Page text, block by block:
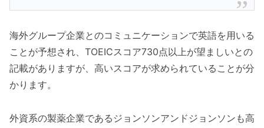
海外グループ企業とのコミュニケーションで英語を用いる
ことが予想され、TOEICスコア730点以上が望ましいとの
記載がありますが、高いスコアが求められていることが分
かります。
外資系の製薬企業であるジョンソンアンドジョンソンも高